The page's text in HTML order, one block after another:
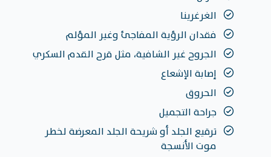
الغرغرينا
فقدان الرؤية المفاجئ وغير المؤلم
الجروح غير الشافية، مثل قرح القدم السكري
إصابة الإشعاع
الحروق
جراحة التجميل
ترقيع الجلد أو شريحة الجلد المعرضة لخطر
موت الأنسجة